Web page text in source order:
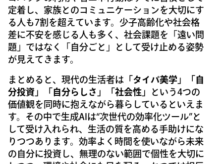
定着し、家族とのコミュニケーションを大切にす
る人も7割を超えています。少子高齢化や社会格
差に不安を感じる人も多く、社会課題を「遠い問
題」ではなく「自分ごと」として受け止める姿勢
が見えてきます。
まとめると、現代の生活者は 「タイパ美学」「自
分投資」「自分らしさ」「社会性」
という4つの
価値観を同時に抱えながら暮らしているといえま
す。その中で生成AIは“次世代の効率化ツール”と
して受け入れられ、生活の質を高める手助けにな
りつつあります。効率よく時間を使いながら未来
の自分に投資し、無理のない範囲で個性を大切に